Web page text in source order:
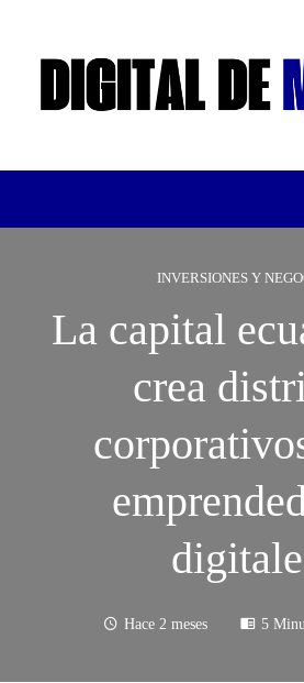
INVERSIONES Y
La capital
crea
Hace 2 meses 5